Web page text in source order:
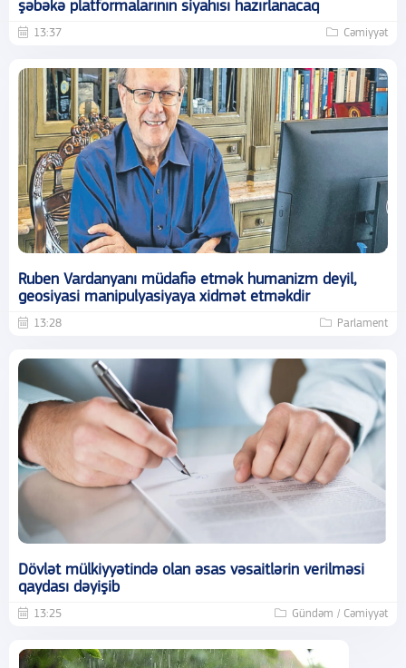
şəbəkə platformalarının siyahısı hazırlanacaq
13:37 Cəmiyyət
Ruben Vardanyanı müdafiə etmək humanizm deyil,
geosiyasi manipulyasiyaya xidmət etməkdir
13:28 Parlament
Dövlət mülkiyyətində olan əsas vəsaitlərin verilməsi
qaydası dəyişib
13:25 Gündəm / Cəmiyyət